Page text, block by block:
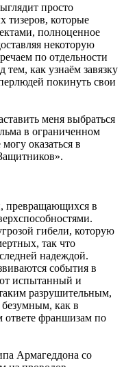
просто
тизеров, которые
полноценное
некоторую
по отдельности
как узнаём завязку
покинуть свои
меня выбраться
в ограниченном
оказаться в
превращающихся в
гибели, которую
так что
надеждой.
события в
испытанный и
разрушительным,
как в
ответе франшизам по
Армагеддона со